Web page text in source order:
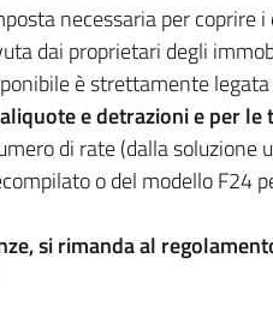
necessaria per coprire
dai proprietari degli
è strettamente
e detrazioni e per le
di rate (dalla
o del modello F24
si rimanda al